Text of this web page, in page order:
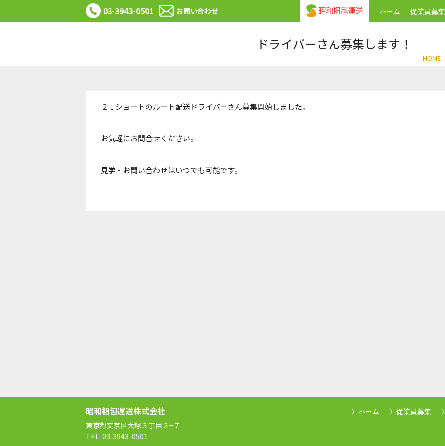
03-3943-0501 お問い合わせ ホーム 従業員募集
ドライバーさん募集します！
HOME
２ｔショートのルート配送ドライバーさん募集開始しました。
お気軽にお問合せください。
見学・お問い合わせはいつでも可能です。
昭和梱包運送株式会社
東京都文京区大塚３丁目３−７
TEL: 03-3943-0501
ホーム 従業員募集